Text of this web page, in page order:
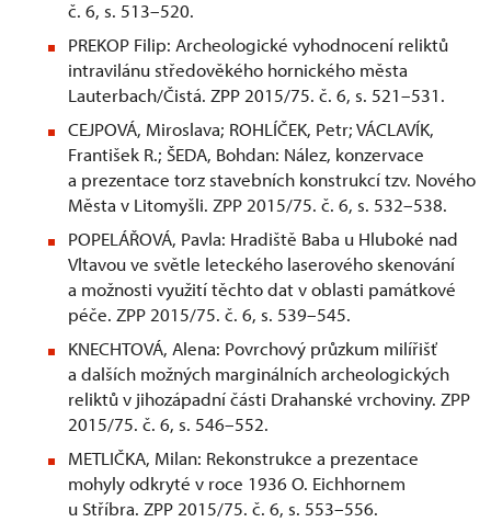
č. 6, s. 513–520.
PREKOP Filip: Archeologické vyhodnocení reliktů
intravilánu středověkého hornického města
Lauterbach/Čistá. ZPP 2015/75. č. 6, s. 521–531.
CEJPOVÁ, Miroslava; ROHLÍČEK, Petr; VÁCLAVÍK,
František R.; ŠEDA, Bohdan: Nález, konzervace
a prezentace torz stavebních konstrukcí tzv. Nového
Města v Litomyšli. ZPP 2015/75. č. 6, s. 532–538.
POPELÁŘOVÁ, Pavla: Hradiště Baba u Hluboké nad
Vltavou ve světle leteckého laserového skenování
a možnosti využití těchto dat v oblasti památkové
péče. ZPP 2015/75. č. 6, s. 539–545.
KNECHTOVÁ, Alena: Povrchový průzkum milířišť
a dalších možných marginálních archeologických
reliktů v jihozápadní části Drahanské vrchoviny. ZPP
2015/75. č. 6, s. 546–552.
METLIČKA, Milan: Rekonstrukce a prezentace
mohyly odkryté v roce 1936 O. Eichhornem
u Stříbra. ZPP 2015/75. č. 6, s. 553–556.